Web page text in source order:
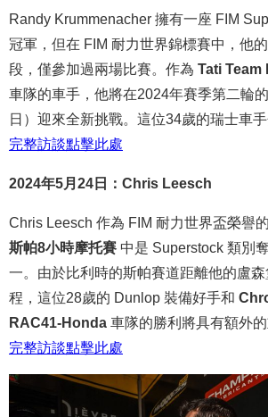
Randy Krummenacher 擁有一座 FIM
冠軍，但在 FIM 耐力世界錦標賽中，他
段，僅參加過兩場比賽。作為 Tati
車隊的車手，他將在2024年賽季第二輪的
日）迎來全新挑戰。這位34歲的瑞士車手
完整訪談點擊此處
2024年5月24日：Chris Leesch
Chris Leesch 作為 FIM 耐力世界盃榮譽
斯帕8小時摩托賽 中是 Superstock 類別
一。由於比利時的斯帕賽道距離他的盧
程，這位28歲的 Dunlop 裝備好手和
RAC41-Honda 車隊的勝利將具有額外的
完整訪談點擊此處